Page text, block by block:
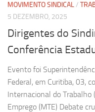
MOVIMENTO SINDICAL/
5 DEZEMBRO, 2025
Dirigentes do
Conferência
Evento foi
Federal, em Curitiba, 03,
Internacional do Trabalho
Emprego (MTE) Debate